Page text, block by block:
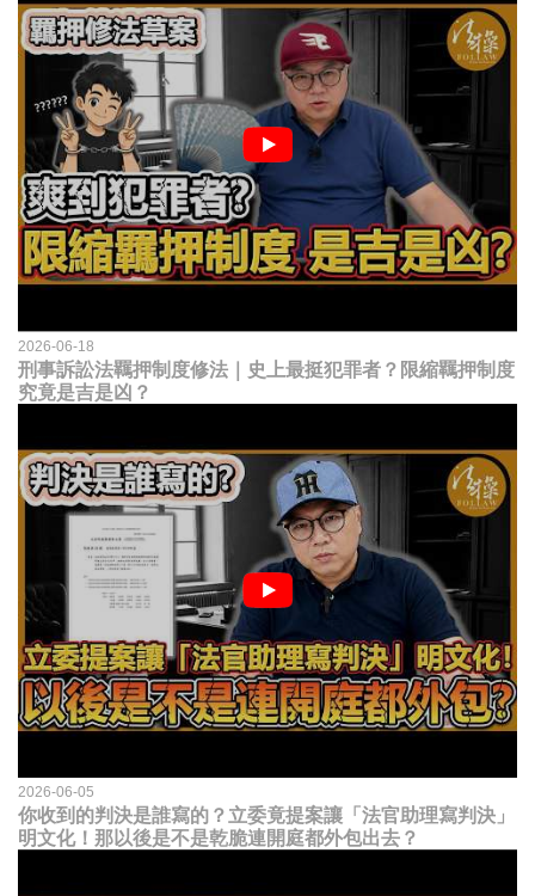
2026-06-18
刑事訴訟法羈押制度修法｜史上最挺犯罪者？限縮羈押制度
究竟是吉是凶？
2026-06-05
你收到的判決是誰寫的？立委竟提案讓「法官助理寫判決」
明文化！那以後是不是乾脆連開庭都外包出去？